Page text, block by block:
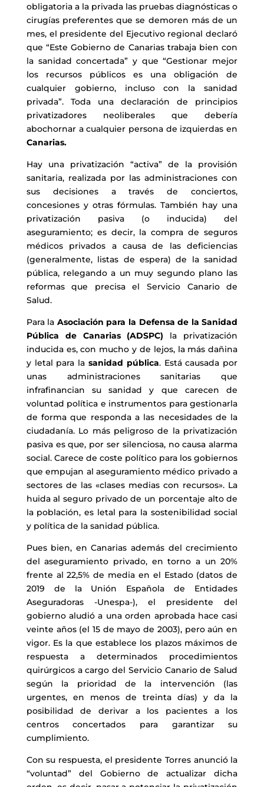
obligatoria a la privada las pruebas diagnósticas o
cirugías preferentes que se demoren más de un
mes, el presidente del Ejecutivo regional declaró
que “Este Gobierno de Canarias trabaja bien con
la sanidad concertada” y que “Gestionar mejor
los recursos públicos es una obligación de
cualquier gobierno, incluso con la sanidad
privada”. Toda una declaración de principios
privatizadores neoliberales que debería
abochornar a cualquier persona de izquierdas en
Canarias.
Hay una privatización “activa” de la provisión
sanitaria, realizada por las administraciones con
sus decisiones a través de conciertos,
concesiones y otras fórmulas. También hay una
privatización pasiva (o inducida) del
aseguramiento; es decir, la compra de seguros
médicos privados a causa de las deficiencias
(generalmente, listas de espera) de la sanidad
pública, relegando a un muy segundo plano las
reformas que precisa el Servicio Canario de
Salud.
Para la Asociación para la Defensa de la Sanidad
Pública de Canarias (ADSPC) la privatización
inducida es, con mucho y de lejos, la más dañina
y letal para la sanidad pública. Está causada por
unas administraciones sanitarias que
infrafinancian su sanidad y que carecen de
voluntad política e instrumentos para gestionarla
de forma que responda a las necesidades de la
ciudadanía. Lo más peligroso de la privatización
pasiva es que, por ser silenciosa, no causa alarma
social. Carece de coste político para los gobiernos
que empujan al aseguramiento médico privado a
sectores de las «clases medias con recursos». La
huida al seguro privado de un porcentaje alto de
la población, es letal para la sostenibilidad social
y política de la sanidad pública.
Pues bien, en Canarias además del crecimiento
del aseguramiento privado, en torno a un 20%
frente al 22,5% de media en el Estado (datos de
2019 de la Unión Española de Entidades
Aseguradoras -Unespa-), el presidente del
gobierno aludió a una orden aprobada hace casi
veinte años (el 15 de mayo de 2003), pero aún en
vigor. Es la que establece los plazos máximos de
respuesta a determinados procedimientos
quirúrgicos a cargo del Servicio Canario de Salud
según la prioridad de la intervención (las
urgentes, en menos de treinta días) y da la
posibilidad de derivar a los pacientes a los
centros concertados para garantizar su
cumplimiento.
Con su respuesta, el presidente Torres anunció la
“voluntad” del Gobierno de actualizar dicha